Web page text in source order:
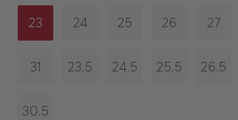
23 24 25 26 27
31 23.5 24.5 25.5 26.5
30.5